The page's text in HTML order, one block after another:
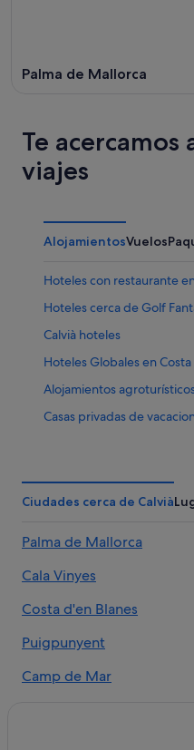
Palma de Mallorca
Te
viajes
AlojamientosVuelos
Hoteles con restaurante
Hoteles cerca de Golf
Calvià hoteles
Hoteles Globales en Costa
Alojamientos
Casas privadas de
Hoteles de 5 estrellas en
Trh Hoteles en Calvià
Apartamentos en Calvià
Melia hoteles en Calvià
Casas barco en Galilea
Ciudades cerca de Calvià
Palma de Mallorca
Cala Vinyes
Costa d'en Blanes
Puigpunyent
Camp de Mar